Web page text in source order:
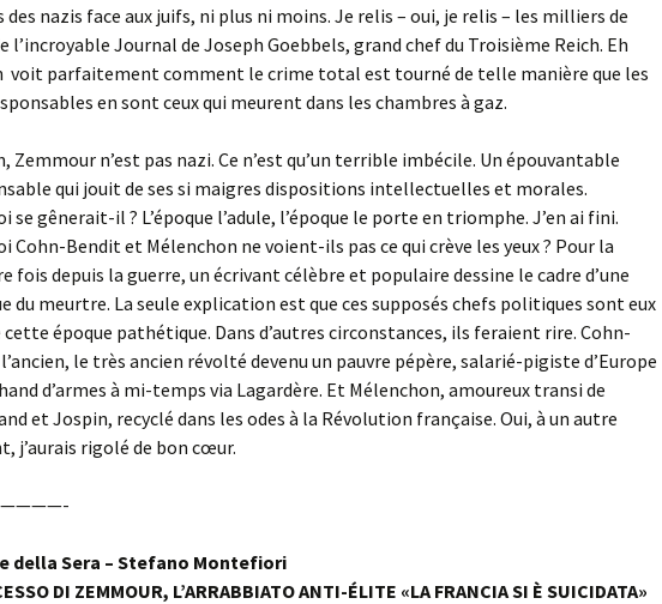
des nazis face aux juifs, ni plus ni moins. Je relis – oui, je relis – les milliers de
l’incroyable Journal de Joseph Goebbels, grand chef du Troisième Reich. Eh
voit parfaitement comment le crime total est tourné de telle manière que les
en sont ceux qui meurent dans les chambres à gaz.
Zemmour n’est pas nazi. Ce n’est qu’un terrible imbécile. Un épouvantable
qui jouit de ses si maigres dispositions intellectuelles et morales.
se gênerait-il ? L’époque l’adule, l’époque le porte en triomphe. J’en ai fini.
Cohn-Bendit et Mélenchon ne voient-ils pas ce qui crève les yeux ? Pour la
fois depuis la guerre, un écrivant célèbre et populaire dessine le cadre d’une
du meurtre. La seule explication est que ces supposés chefs politiques sont eux
cette époque pathétique. Dans d’autres circonstances, ils feraient rire. Cohn-
le très ancien révolté devenu un pauvre pépère, salarié-pigiste d’Europe
d’armes à mi-temps via Lagardère. Et Mélenchon, amoureux transi de
et Jospin, recyclé dans les odes à la Révolution française. Oui, à un autre
j’aurais rigolé de bon cœur.
della Sera – Stefano Montefiori
DI ZEMMOUR, L’ARRABBIATO ANTI-ÉLITE «LA FRANCIA SI È SUICIDATA»